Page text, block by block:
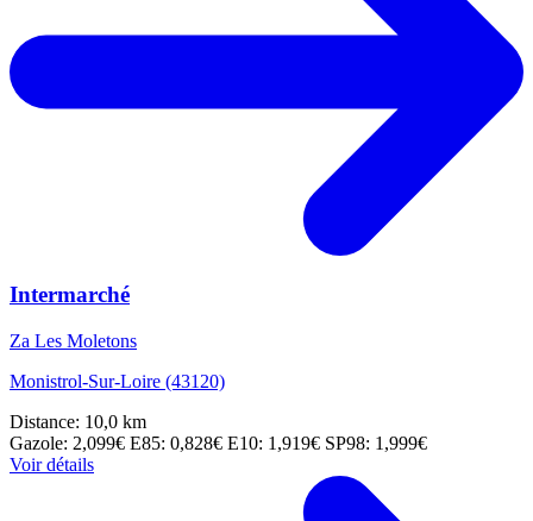
Intermarché
Za Les Moletons
Monistrol-Sur-Loire (43120)
Distance: 10,0 km
Gazole: 2,099€ E85: 0,828€ E10: 1,919€ SP98: 1,999€
Voir détails